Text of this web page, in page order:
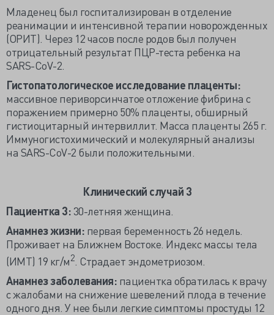
Младенец был госпитализирован в отделение
реанимации и интенсивной терапии новорожденных
(ОРИТ). Через 12 часов после родов был получен
отрицательный результат ПЦР-теста ребенка на
SARS-CoV-2.
Гистопатологическое исследование плаценты:
массивное периворсинчатое отложение фибрина с
поражением примерно 50% плаценты, обширный
гистиоцитарный интервиллит. Масса плаценты 265 г.
Иммуногистохимический и молекулярный анализы
на SARS-CoV-2 были положительными.
Клинический случай 3
Пациентка 3: 30-летняя женщина.
Анамнез жизни: первая беременность 26 недель.
Проживает на Ближнем Востоке. Индекс массы тела
(ИМТ) 19 кг/м2 . Страдает эндометриозом.
Анамнез заболевания: пациентка обратилась к врачу
с жалобами на снижение шевелений плода в течение
одного дня. У нее были легкие симптомы простуды 12